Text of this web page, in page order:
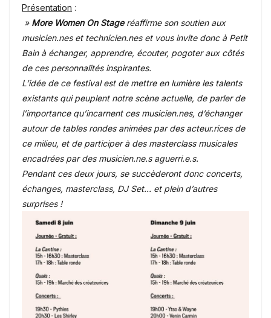
Présentation :
» More Women On Stageréaffirme son soutien aux
musicien.nes et technicien.nes et vous invite donc à Petit
Bain à échanger, apprendre, écouter, pogoter aux côtés
de ces personnalités inspirantes.
L’idée de ce festival est de mettre en lumière les talents
existants qui peuplent notre scène actuelle, de parler de
l’importance qu’incarnent ces musicien.nes, d’échanger
autour de tables rondes animées par des acteur.rices de
ce milieu, et de participer à des masterclass musicales
encadrées par des musicien.ne.s aguerri.e.s.
Pendant ces deux jours, se succèderont donc concerts,
échanges, masterclass, DJ Set… et plein d’autres
surprises !